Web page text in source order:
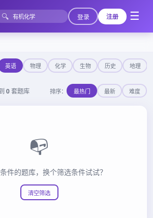
🔍 登录 注册 ☰
英语 物理 化学 生物 历史 地理
0套题库 排序： 最热门 最新 难度
📭
件的题库，换个筛选条件试试？
清空筛选